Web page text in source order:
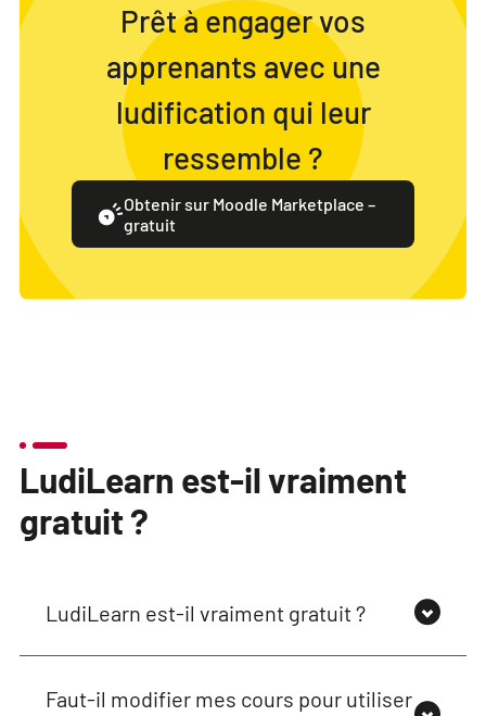
Prêt à engager vos
apprenants avec une
ludification qui leur
ressemble ?
Obtenir sur Moodle Marketplace –
gratuit
LudiLearn est-il vraiment
gratuit ?
LudiLearn est-il vraiment gratuit ?
Faut-il modifier mes cours pour utiliser